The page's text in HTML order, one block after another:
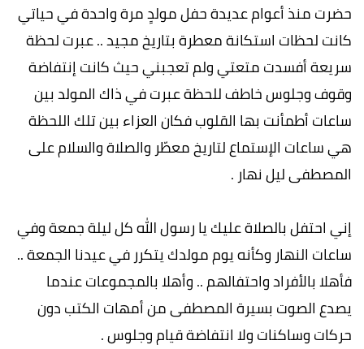
حضرت منذ أعوام عديدة حفل مولدٍ مرة واحدة في حياتي
كانت لحظات استكانة معطرة بتاريخ مجيد .. عبرت لحظة
سريعة أفسدت متعتي ولم تعجبني حيث كانت إنتفاضة
وقوف وجلوس خاطف للحظة عبرت في ذاك المولد بين
ساعات أطمأنت بها القلوب فكان العزاء بين تلك اللحظة
هي ساعات الإستماع لتاريخ معطّر والصلاة والسلام على
المصطفى ليل نهار .
إني احتفل بالصلاة عليك يا رسول الله كل ليلة جمعة وفي
ساعات النهار وكأنه يوم مولدك يتكرر في عيدنا الجمعة ..
فأهلا بالأفراد واحتفالهم .. وأهلا بالمجموعات عندما
يصدع الصوت بسيرة المصطفى من أمهات الكتب دون
حركات وساكنات ولا انتفاضة قيام وجلوس .